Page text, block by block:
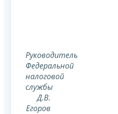
Руководитель
Федеральной
налоговой
службы
Д.В.
Егоров